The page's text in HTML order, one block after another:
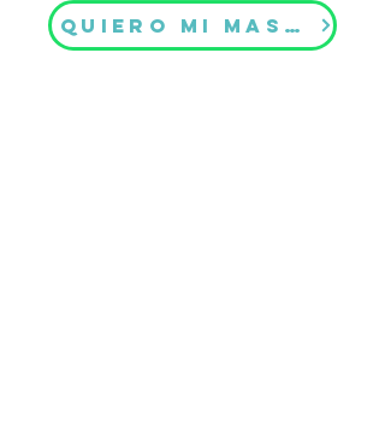
Quiero mi